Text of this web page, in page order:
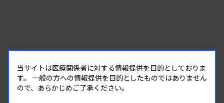
当サイトは医療関係者に対する情報提供を目的としておりま
す。 一般の方への情報提供を目的としたものではありません
ので、あらかじめご了承ください。